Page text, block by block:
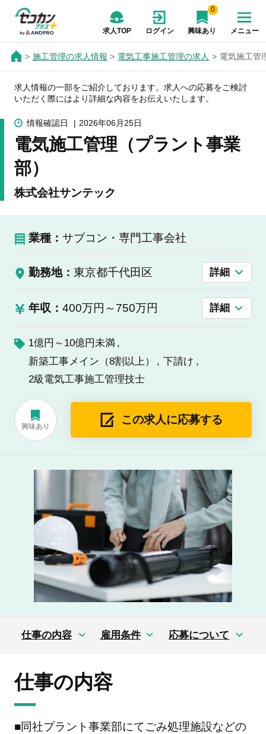
求人TOP ログイン
0
興味あり メニュー
施工管理の求人情報 電気工事施工管理の求人 電気施工管
求人情報の一部をご紹介しております。求人への応募をご検討
いただく際にはより詳細な内容をお伝えいたします。
情報確認日 2026年06月25日
電気施工管理（プラント事業
部）
株式会社サンテック
業種： サブコン・専門工事会社
勤務地： 東京都千代田区 詳細
年収： 400万円～750万円 詳細
1億円～10億円未満
新築工事メイン（8割以上）
下請け
2級電気工事施工管理技士
興味あり
この求人に応募する
仕事の内容 雇用条件 応募について
仕事の内容
■同社プラント事業部にてごみ処理施設などの